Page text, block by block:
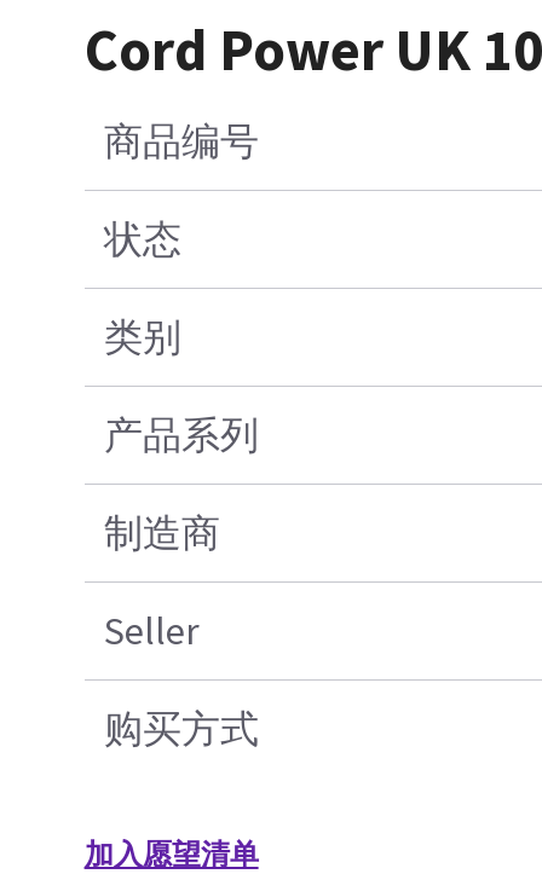
Cord Power UK
商品编号
状态
类别
产品系列
制造商
Seller
购买方式
加入愿望清单